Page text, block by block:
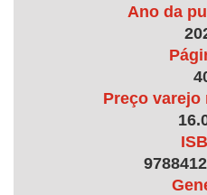
Ano da
Preço varejo